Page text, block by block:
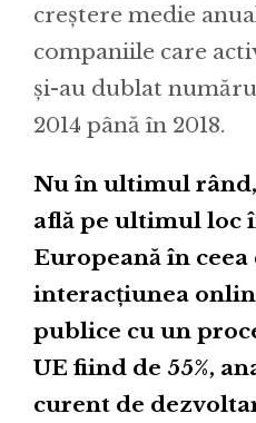
creștere medie
companiile care
și-au dublat
2014 până în 2018.
Nu în ultimul rând,
află pe ultimul loc
Europeană în ceea
interacțiunea
publice cu un
UE fiind de 55%,
curent de